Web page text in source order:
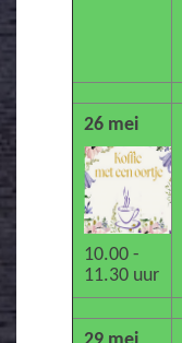
26 mei
10.00 -
11.30 uur